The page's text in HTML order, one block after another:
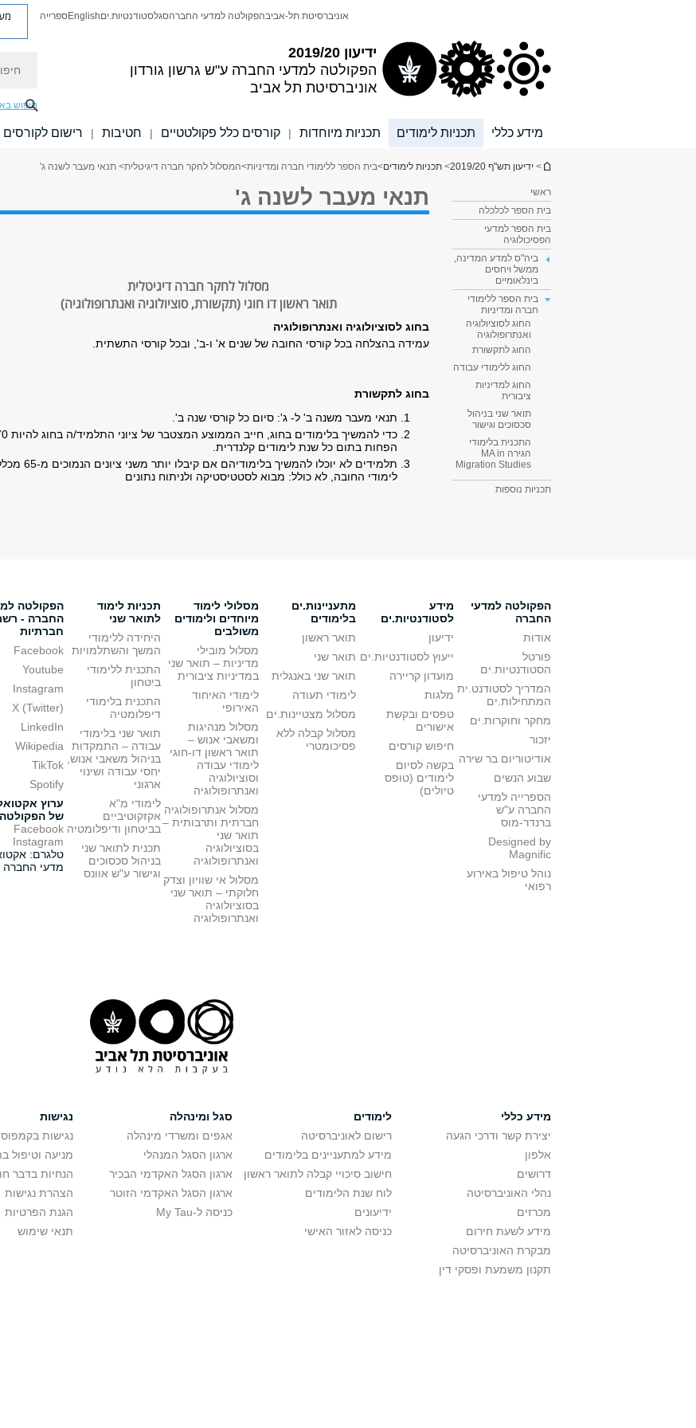
ידיעון 2019/20
הפקולטה למדעי החברה ע"ש גרשון גורדון
אוניברסיטת תל אביב
אוניברסיטת תל-אביבהפקולטה למדעי החברהסגלסטודנטיות.יםEnglishספרייה
חיפוש
מידע כללי תכניות לימודים תכניות מיוחדות | קורסים כלל פקולטטיים | חטיבות | רישום לקורסים
הינך נמצא כאן
> ידיעון תש"ף 2019/20 > תכניות לימודים>בית הספר ללימודי חברה ומדיניות>המסלול לחקר חברה דיגיטלית> תנאי מעבר לשנה ג'
ראשי
בית הספר לכלכלה
בית הספר למדעי
הפסיכולוגיה
ביה"ס למדע המדינה,
ממשל ויחסים
בינלאומיים
בית הספר ללימודי
חברה ומדיניות
החוג לסוציולוגיה
ואנתרופולוגיה
החוג לתקשורת
החוג ללימודי עבודה
החוג למדיניות
ציבורית
תואר שני בניהול
סכסוכים וגישור
התכנית בלימודי
הגירה MA in
Migration Studies​
תכניות נוספות
תנאי מעבר לשנה ג'
מסלול לחקר חברה דיגיטלית
תואר ראשון דו חוגי (תקשורת, סוציולוגיה ואנתרופולוגיה)
בחוג לסוציולוגיה ואנתרופולוגיה
עמידה בהצלחה בכל קורסי החובה של שנים א' ו-ב', ובכל קורסי התשתית.
בחוג לתקשורת
תנאי מעבר משנה ב' ל- ג': סיום כל קורסי שנה ב'.
הפחות בתום כל שנת לימודים קלנדרית
תלמידים לא יוכלו להמשיך בלימודיהם אם קיבלו יותר משני
לימודי החובה, לא כולל: מבוא לסטטיסטיקה ולניתוח נתונים
הפקולטה למדעי
החברה
אודות
פורטל
הסטודנטיות.ים
המדריך לסטודנט.ית
המתחילות.ים
מחקר וחוקרות.ים
יזכור
אודיטוריום בר שירה
שבוע הנשים
הספרייה למדעי
החברה ע"ש
ברנדר-מוס
Designed by
Magnific
נוהל טיפול באירוע
רפואי
מידע
לסטודנטיות.ים
ידיעון
ייעוץ לסטודנטיות.ים
מועדון קריירה
מלגות
טפסים ובקשת
אישורים
חיפוש קורסים
בקשה לסיום
לימודים (טופס
טיולים)
מתעניינות.ים
בלימודים
תואר ראשון
תואר שני
תואר שני באנגלית
לימודי תעודה
מסלול מצטיינות.ים
מסלול קבלה ללא
פסיכומטרי
מסלולי לימוד
מיוחדים ולימודים
משולבים
מסלול מובילי
מדיניות – תואר שני
במדיניות ציבורית
לימודי האיחוד
האירופי
מסלול מנהיגות
ומשאבי אנוש –
תואר ראשון דו-חוגי
לימודי עבודה
וסוציולוגיה
ואנתרופולוגיה
מסלול אנתרופולוגיה
חברתית ותרבותית –
תואר שני
בסוציולוגיה
ואנתרופולוגיה
מסלול אי שוויון וצדק
חלוקתי – תואר שני
בסוציולוגיה
ואנתרופולוגיה
תכניות לימוד
לתואר שני
היחידה ללימודי
המשך והשתלמויות
התכנית ללימודי
ביטחון
התכנית בלימודי
דיפלומטיה
תואר שני בלימודי
עבודה – התמקדות
בניהול משאבי אנוש,
יחסי עבודה ושינוי
ארגוני
לימודי מ"א
אקזקוטיביים
בביטחון ודיפלומטיה
תכנית לתואר שני
בניהול סכסוכים
וגישור ע"ש אוונס
הפקולטה
החברה -
חברתיות
Facebook
Youtube
Instagram
X (Twitter)
LinkedIn
Wikipedia
TikTok
Spotify
ערוץ
של הפקולטה
Facebook
Instagram
טלגרם:
מדעי החברה TAU
מידע כללי
יצירת קשר ודרכי הגעה
אלפון
דרושים
נהלי האוניברסיטה
מכרזים
מידע לשעת חירום
מבקרת האוניברסיטה
תקנון משמעת ופסקי דין
לימודים
רישום לאוניברסיטה
מידע למתעניינים בלימודים
חישוב סיכויי קבלה לתואר ראשון
לוח שנת הלימודים
ידיעונים
כניסה לאזור האישי
סגל ומינהלה
אגפים ומשרדי מינהלה
ארגון הסגל המנהלי
ארגון הסגל האקדמי הבכיר
ארגון הסגל האקדמי הזוטר
כניסה ל-My Tau
נגישות
נגישות בקמפוס
מניעה וטיפול
הנחיות בדבר
הצהרת נגישות
הגנת הפרטיות
תנאי שימוש